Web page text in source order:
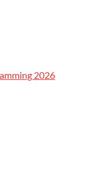
2026